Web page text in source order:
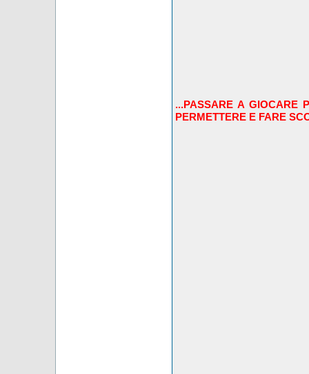
...PASSARE A GIOCARE
PERMETTERE E FARE